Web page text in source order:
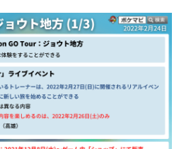
GO Tour：ジョウト地方」
ンペーンを実施
ジョウト地方」ジムトレーナー